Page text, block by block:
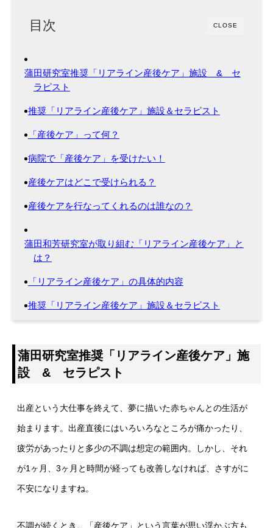
CLOSE
目次
蒲田研究室推奨「リアライン産後ケア」施設 & セ
ラピスト
推奨「リアライン産後ケア」施設＆セラピスト
「産後ケア」って何？
病院で「産後ケア」を受けたい！
産後ケアはどこで受けられる？
産後ケアを行なってくれるのは誰なの？
蒲田和芳研究室が取り組む「リアライン産後ケア」と
は？
「リアライン産後ケア」の具体的内容
推奨「リアライン産後ケア」施設＆セラピスト
蒲田研究室推奨「リアライン産後ケア」施
設 & セラピスト
出産という大仕事を終えて、夢に描いた赤ちゃんとの生活が
始まります。出産直後にはいろいろなところが痛かったり、
疲労があったりと多少の不調は想定の範囲内。しかし、それ
が1ヶ月、3ヶ月と時間が経っても改善しなければ、さすがに
不安になりますね。
不調が続くとき、「産後ケア」という言葉が思い浮かぶ方も